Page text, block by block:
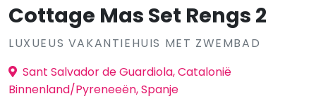
Cottage Mas Set Rengs 2
LUXUEUS VAKANTIEHUIS MET ZWEMBAD
Sant Salvador de Guardiola, Catalonië
Binnenland/Pyreneeën, Spanje